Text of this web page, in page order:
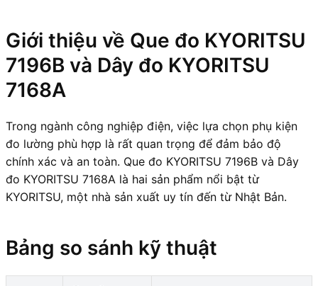
Giới thiệu về Que đo KYORITSU
7196B và Dây đo KYORITSU
7168A
Trong ngành công nghiệp điện, việc lựa chọn phụ kiện
đo lường phù hợp là rất quan trọng để đảm bảo độ
chính xác và an toàn. Que đo KYORITSU 7196B và Dây
đo KYORITSU 7168A là hai sản phẩm nổi bật từ
KYORITSU, một nhà sản xuất uy tín đến từ Nhật Bản.
Bảng so sánh kỹ thuật